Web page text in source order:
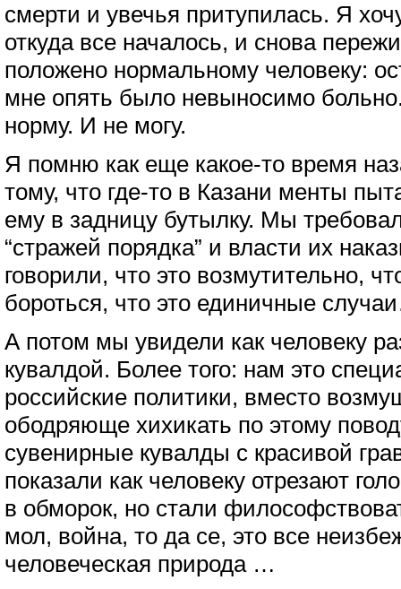
смерти и увечья притупилась. Я
откуда все началось, и снова
положено нормальному человеку:
мне опять было невыносимо
норму. И не могу.
Я помню как еще какое-то время
тому, что где-то в Казани менты
ему в задницу бутылку. Мы
“стражей порядка” и власти их
говорили, что это возмутительно,
бороться, что это единичные
А потом мы увидели как человеку
кувалдой. Более того: нам это
российские политики, вместо
ободряюще хихикать по этому
сувенирные кувалды с красивой
показали как человеку отрезают
в обморок, но стали
мол, война, то да се, это все
человеческая природа …